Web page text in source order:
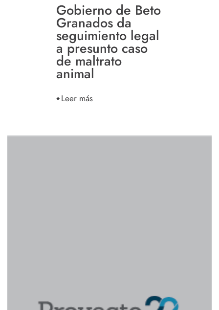
Gobierno de Beto
Granados da
seguimiento legal
a presunto caso
de maltrato
animal
Leer más